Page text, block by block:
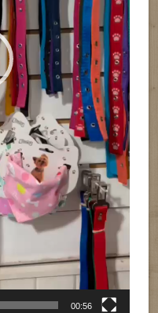
00:56